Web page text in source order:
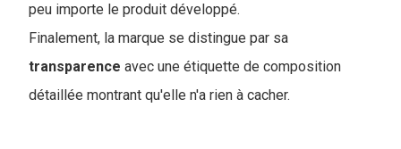
peu importe le produit développé.
Finalement, la marque se distingue par sa
transparence avec une étiquette de composition
détaillée montrant qu'elle n'a rien à cacher.